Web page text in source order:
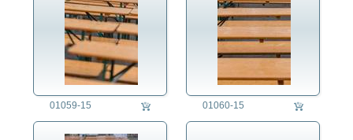
Umwelt
Verkehr
Wetter
01059-15 01060-15